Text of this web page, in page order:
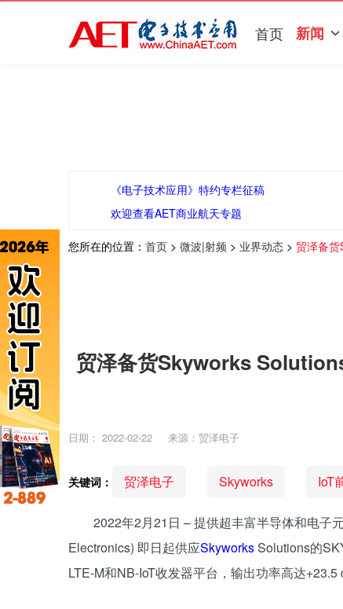
首页 新闻
《电子技术应用》特约专栏征稿
欢迎查看AET商业航天专题
您所在的位置： 首页 > 微波|射频 > 业界动态 > 贸泽备
贸泽备货Skyworks
日期： 2022-02-22 来源：贸泽电子
关键词： 贸泽电子 Skyworks IoT
2022年2月21日 – 提供超丰富半导体和电
Electronics) 即日起供应SkyworksSolutions的
LTE-M和NB-IoT收发器平台，输出功率高达